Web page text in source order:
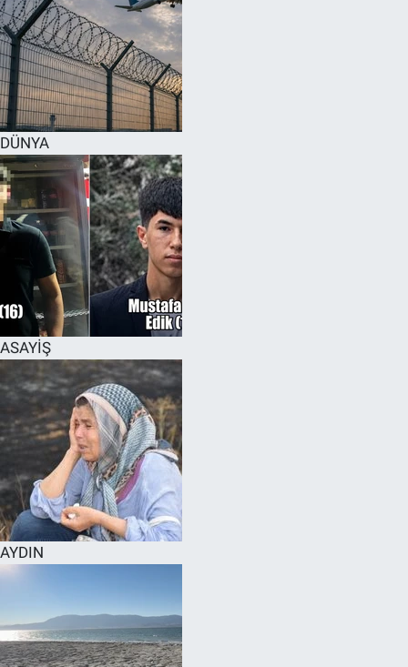
DÜNYA
ASAYİŞ
AYDIN